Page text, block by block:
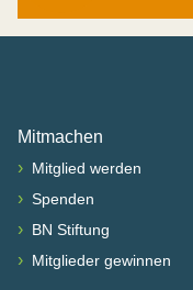
Mitmachen
› Mitglied werden
› Spenden
› BN Stiftung
› Mitglieder gewinnen